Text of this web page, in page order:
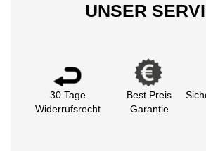
UNSER
30 Tage
Widerrufsrecht
Best Preis
Garantie